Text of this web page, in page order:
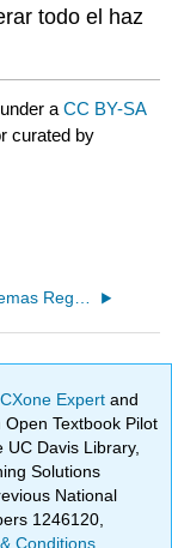
todo el haz
aCC BY-SA
curated by
7.21B: Sistemas Regulatorios de Dos Componentes
Expertand
Textbook Pilot
Davis Library,
Solutions
National
1246120,
Conditions